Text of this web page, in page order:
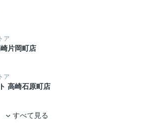
ア
片岡町店
ア
高崎石原町店
すべて見る